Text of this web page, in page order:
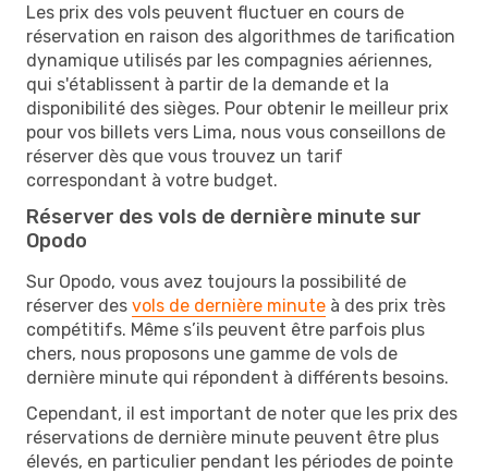
Les prix des vols peuvent fluctuer en cours de
réservation en raison des algorithmes de tarification
dynamique utilisés par les compagnies aériennes,
qui s'établissent à partir de la demande et la
disponibilité des sièges. Pour obtenir le meilleur prix
pour vos billets vers Lima, nous vous conseillons de
réserver dès que vous trouvez un tarif
correspondant à votre budget.
Réserver des vols de dernière minute sur
Opodo
Sur Opodo, vous avez toujours la possibilité de
réserver des vols de dernière minute à des prix très
compétitifs. Même s’ils peuvent être parfois plus
chers, nous proposons une gamme de vols de
dernière minute qui répondent à différents besoins.
Cependant, il est important de noter que les prix des
réservations de dernière minute peuvent être plus
élevés, en particulier pendant les périodes de pointe